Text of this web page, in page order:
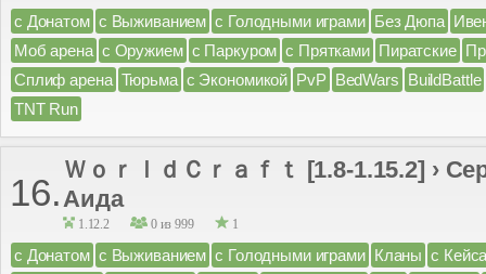
с Донатом с Выживанием с Голодными играми Без Дюпа
Моб арена с Оружием с Паркуром с Прятками Пиратские
Сплиф арена Тюрьма с Экономикой PvP BedWars BuildBattle
TNT Run
16.
ＷｏｒｌｄＣｒａｆｔ [1.8-1.15.2] ›
Аида
1.12.2 0 из 999 1
с Донатом с Выживанием с Голодными играми Кланы с